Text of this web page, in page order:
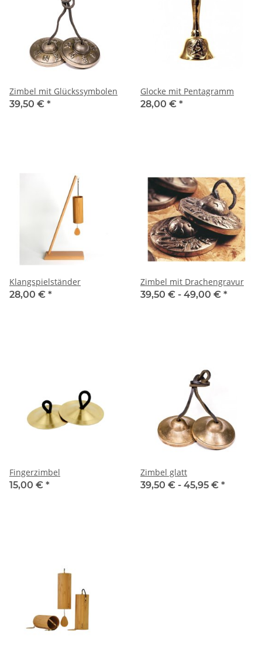
Zimbel mit Glückssymbolen
39,50 € *
Glocke mit Pentagramm
28,00 € *
Klangspielständer
28,00 € *
Zimbel mit Drachengravur
39,50 € - 49,00 € *
Fingerzimbel
15,00 € *
Zimbel glatt
39,50 € - 45,95 € *